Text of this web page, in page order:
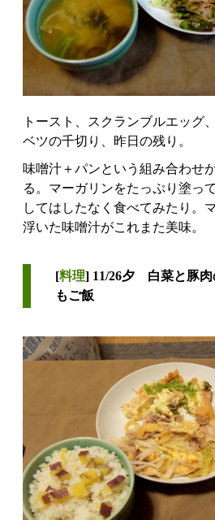
トースト、スクランブルエッグ
ベツの千切り、昨日の残り。
味噌汁＋パンという組み合わせ
る。マーガリンをたっぷり塗っ
してはしたなく食べてみたり。
浮いた味噌汁がこれまた美味。
[料理] 11/26夕 白菜と豚肉
もご飯